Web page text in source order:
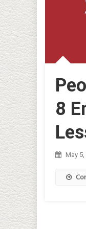
8
May 5,